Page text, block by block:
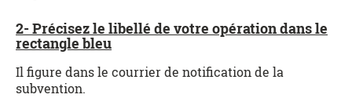
2- Précisez le libellé de votre opération dans le
rectangle bleu
Il figure dans le courrier de notification de la
subvention.